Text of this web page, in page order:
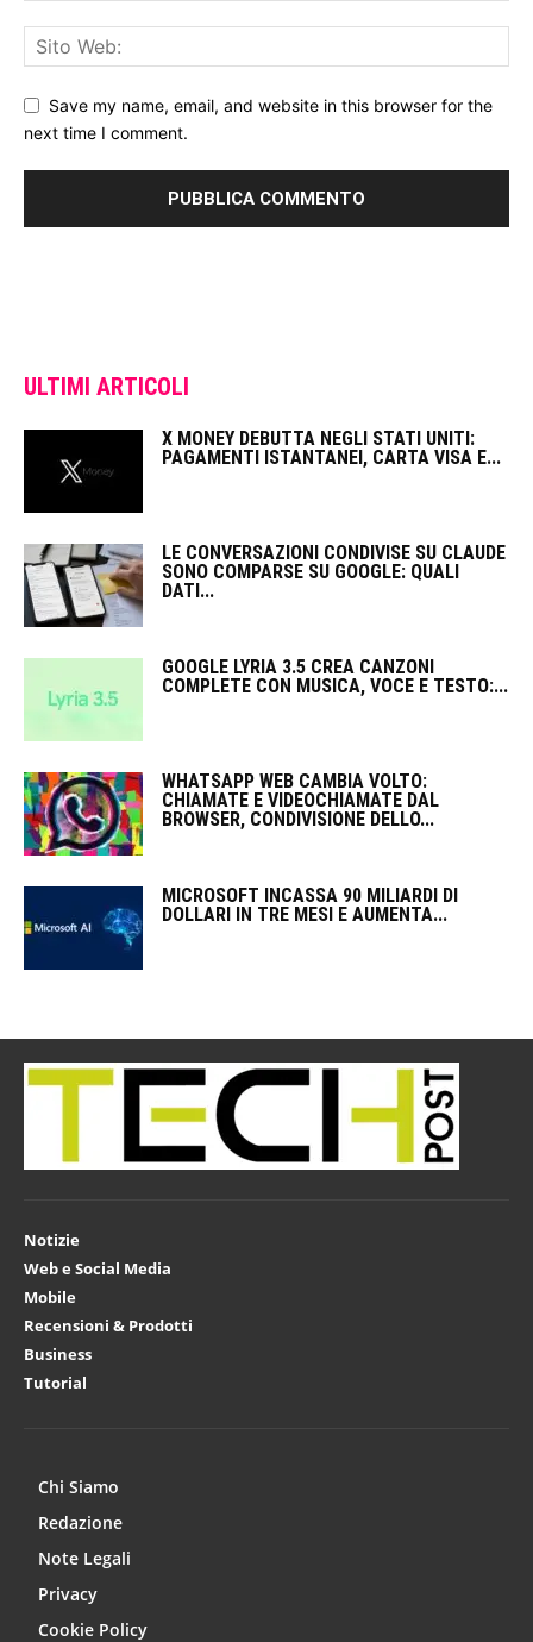
Save my name, email, and website in this browser for the
next time I comment.
ULTIMI ARTICOLI
X MONEY DEBUTTA NEGLI STATI UNITI:
PAGAMENTI ISTANTANEI, CARTA VISA E...
LE CONVERSAZIONI CONDIVISE SU CLAUDE
SONO COMPARSE SU GOOGLE: QUALI
DATI...
GOOGLE LYRIA 3.5 CREA CANZONI
COMPLETE CON MUSICA, VOCE E TESTO:...
WHATSAPP WEB CAMBIA VOLTO:
CHIAMATE E VIDEOCHIAMATE DAL
BROWSER, CONDIVISIONE DELLO...
MICROSOFT INCASSA 90 MILIARDI DI
DOLLARI IN TRE MESI E AUMENTA...
Notizie
Web e Social Media
Mobile
Recensioni & Prodotti
Business
Tutorial
Chi Siamo
Redazione
Note Legali
Privacy
Cookie Policy